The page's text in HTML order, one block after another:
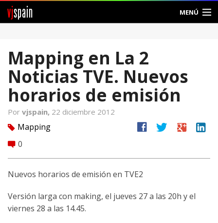
vjspain MENÚ
Foros
Noticias
Ayuda
Entrar
Crear Cuenta
Mapping en La 2
Noticias TVE. Nuevos
horarios de emisión
Por vjspain, 22 diciembre 2012
tag Mapping
comment 0
facebook twitter google linkedin
Nuevos horarios de emisión en TVE2
Versión larga con making, el jueves 27 a las 20h y el
viernes 28 a las 14.45.